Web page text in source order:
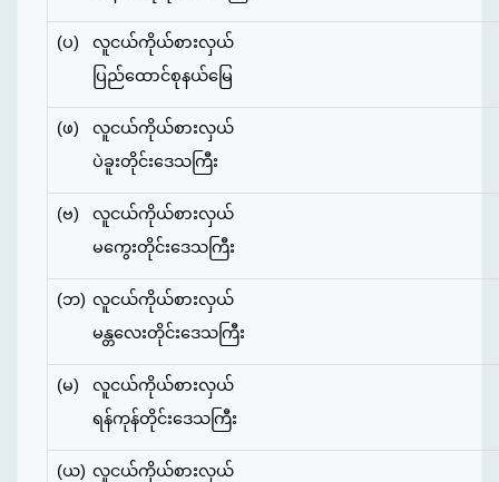
(ပ)
လူငယ်ကိုယ်စားလှယ်
ပြည်ထောင်စုနယ်မြေ
(ဖ)
လူငယ်ကိုယ်စားလှယ်
ပဲခူးတိုင်းဒေသကြီး
(ဗ)
လူငယ်ကိုယ်စားလှယ်
မကွေးတိုင်းဒေသကြီး
(ဘ) လူငယ်ကိုယ်စားလှယ်
မန္တလေးတိုင်းဒေသကြီး
(မ)
လူငယ်ကိုယ်စားလှယ်
ရန်ကုန်တိုင်းဒေသကြီး
(ယ) လူငယ်ကိုယ်စားလှယ်